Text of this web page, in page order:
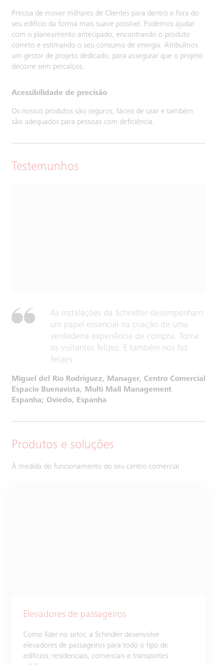
Precisa de mover milhares de Clientes para dentro e fora do
seu edifício da forma mais suave possível. Podemos ajudar
com o planeamento antecipado, encontrando o produto
correto e estimando o seu consumo de energia. Atribuímos
um gestor de projeto dedicado, para assegurar que o projeto
decorre sem percalços.
Acessibilidade de precisão
Os nossos produtos são seguros, fáceis de usar e também
são adequados para pessoas com deficiência.
Testemunhos
As instalações da Schindler desempenham
um papel essencial na criação de uma
verdadeira experiência de compra. Torna
os visitantes felizes. E também nos faz
felizes.
Miguel del Río Rodríguez, Manager, Centro Comercial
Espacio Buenavista, Multi Mall Management
Espanha; Oviedo, Espanha
Produtos e soluções
À medida do funcionamento do seu centro comercial
Elevadores de passageiros
Como líder no setor, a Schindler desenvolve
elevadores de passageiros para todo o tipo de
edifícios: residenciais, comerciais e transportes